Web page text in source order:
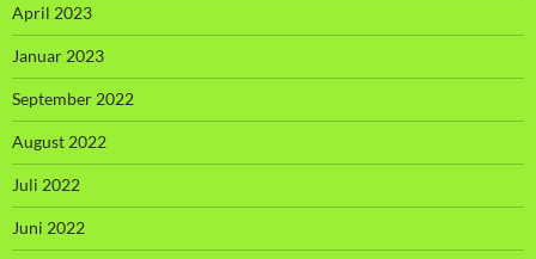
April 2023
Januar 2023
September 2022
August 2022
Juli 2022
Juni 2022